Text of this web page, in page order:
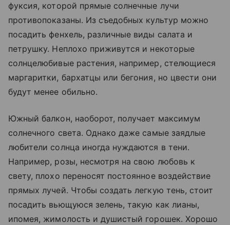
фуксия, которой прямые солнечные лучи
противопоказаны. Из съедобных культур можно
посадить фенхель, различные виды салата и
петрушку. Неплохо приживутся и некоторые
солнцелюбивые растения, например, стелющиеся
маргаритки, бархатцы или бегония, но цвести они
будут менее обильно.
Южный балкон, наоборот, получает максимум
солнечного света. Однако даже самые заядлые
любители солнца иногда нуждаются в тени.
Например, розы, несмотря на свою любовь к
свету, плохо переносят постоянное воздействие
прямых лучей. Чтобы создать легкую тень, стоит
посадить вьющуюся зелень, такую как лианы,
ипомея, жимолость и душистый горошек. Хорошо